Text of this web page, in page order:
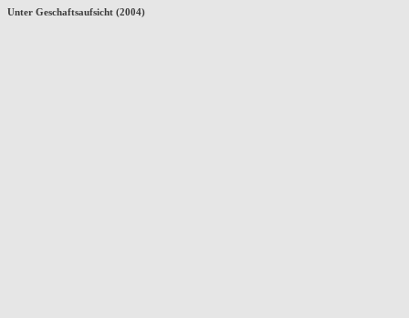
Unter Geschaftsaufsicht (2004)